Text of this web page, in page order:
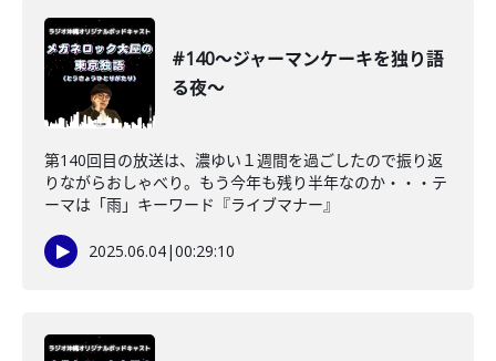
#140〜ジャーマンケーキを独り語
る夜〜
第140回目の放送は、濃ゆい１週間を過ごしたので振り返
りながらおしゃべり。もう今年も残り半年なのか・・・テ
ーマは「雨」キーワード『ライブマナー』
2025.06.04|00:29:10